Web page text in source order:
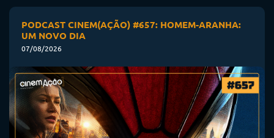
PODCAST CINEM(AÇÃO) #657: HOMEM-ARANHA:
UM NOVO DIA
07/08/2026